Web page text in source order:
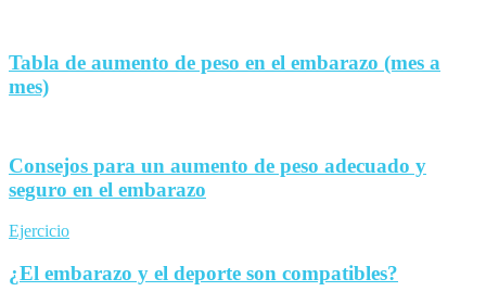
Tabla de aumento de peso en el embarazo (mes a
mes)
Consejos para un aumento de peso adecuado y
seguro en el embarazo
Ejercicio
¿El embarazo y el deporte son compatibles?